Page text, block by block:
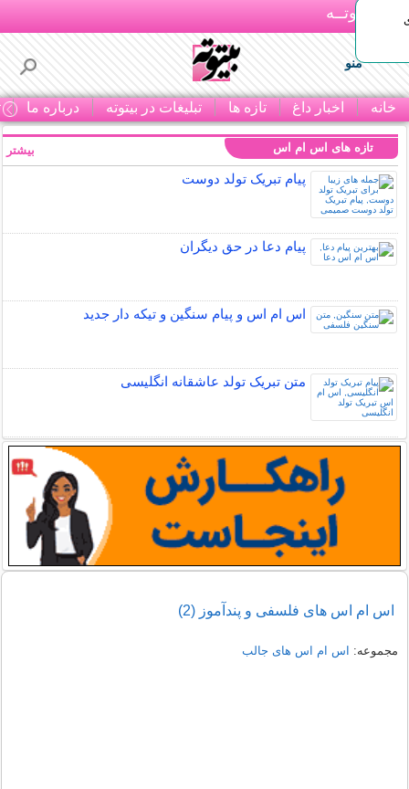
بـیتوتــه
منو
خانه اخبار داغ تازه ها تبلیغات در بیتوته درباره ما
تازه های اس ام اس
پیام تبریک تولد دوست
پیام دعا در حق دیگران
اس ام اس و پیام سنگین و تیکه دار جدید
متن تبریک تولد عاشقانه انگلیسی
بیشتر
اس ام اس های فلسفی و پندآموز (2)
مجموعه: اس ام اس های جالب